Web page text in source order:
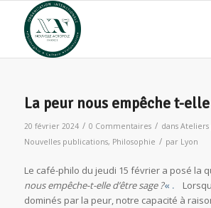
La peur nous empêche t-elle
20 février 2024 / 0 Commentaires / dans Ateliers
Nouvelles publications, Philosophie / par Lyon
Le café-philo du jeudi 15 février a posé la
nous empêche-t-elle d’être sage ?« .
dominés par la peur, notre capacité à